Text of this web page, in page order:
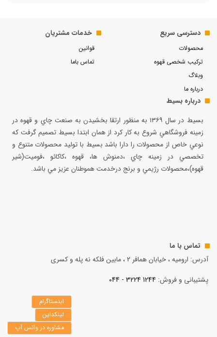
دسترسی سریع
محصولات
ترکیب شخصی قهوه
وبلاگ
درباره ما
خدمات مشتریان
قوانین
تماس باما
درباره بسیط
بسيط در سال ۱۳۶۹ به منظور ارتقا بخشيدن به صنعت چاي و قهوه در
زمينه فروشگاهي شروع به كار كرد از همان ابتدا بسيط تصميم گرفت كه
نوعي خاص از محصولات را دارا باشد بسيط با توليد محصولات متنوع و
تخصصي در زمينه چاي ،دمنوش ها، قهوه ،كاكائو ،فوميت(شير
قهوه)،محصولات رژيمي و برنج درخدمت هموطنان عزيز مي باشد.
تماس با ما
آدرس: ارومیه ، خیابان همافر 2 ، مابين فلكه نه پله و کسری
پشتیبانی و فروش: 1244 3224 - 044
اینستاگرام
لینکداین
مشاوره در واتس آپ